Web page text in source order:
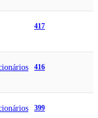
417
416
399